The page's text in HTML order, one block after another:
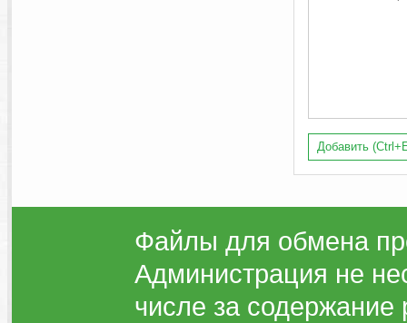
Добавить
Файлы для обмена
Администрация не
числе за